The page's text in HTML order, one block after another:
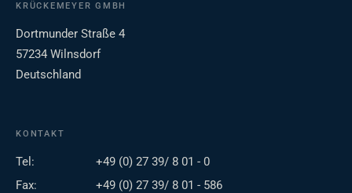
KRÜCKEMEYER GMBH
Dortmunder Straße 4
57234 Wilnsdorf
Deutschland
KONTAKT
Tel:
+49 (0) 27 39/ 8 01 - 0
Fax:
+49 (0) 27 39/ 8 01 - 586